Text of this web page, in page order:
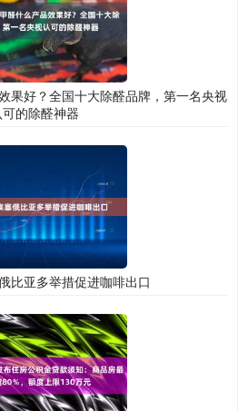
果好？全国十大除醛品牌，第一名央视
的除醛神器
比亚多举措促进咖啡出口